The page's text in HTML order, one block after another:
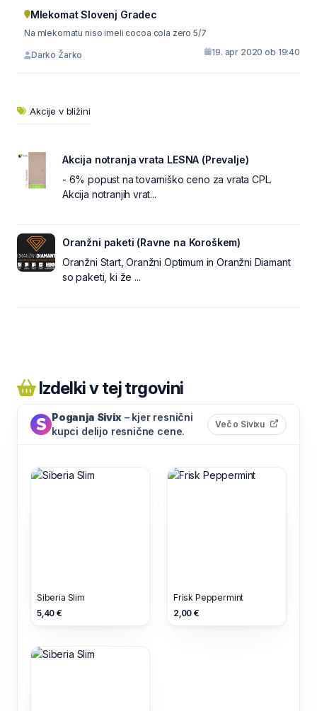
Mlekomat Slovenj Gradec
Na mlekomatu niso imeli cocoa cola zero 5/7
Darko Žarko 19. apr 2020 ob 19:40
Akcije v bližini
Akcija notranja vrata LESNA (Prevalje)
- 6% popust na tovarniško ceno za vrata CPL.
Akcija notranjih vrat...
Oranžni paketi (Ravne na Koroškem)
Oranžni Start, Oranžni Optimum in Oranžni Diamant
so paketi, ki že ...
Izdelki v tej trgovini
Poganja Sivix – kjer resnični
kupci delijo resnične cene.
Več o Sivixu (odpre
Siberia Slim
5,40 €
Frisk Peppermint
2,00 €